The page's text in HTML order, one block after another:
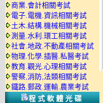
商業.會計相關考試
電子.電機.資訊相關考試
土木.結構.機械相關考試
測量.水利.環工相關考試
社會.地政.不動產相關考試
物理.化學.插醫.私醫考試
教育.觀光.心理相關考試
警察,消防,法類相關考試
鐵路.郵政.運輸.農業考試
程式軟體光碟